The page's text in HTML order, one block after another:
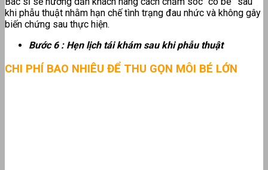
khi phẫu thuật nhằm hạn chế tình trạng đau nhức và không gây
biến chứng sau thực hiện.
Bước 6 : Hẹn lịch tái khám sau khi phẫu thuật
CHI PHÍ BAO NHIÊU ĐỂ THU GỌN MÔI BÉ LỚN